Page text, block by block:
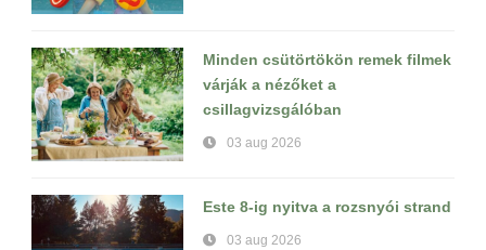
Minden csütörtökön remek filmek
várják a nézőket a
csillagvizsgálóban
03 aug 2026
Este 8-ig nyitva a rozsnyói strand
03 aug 2026